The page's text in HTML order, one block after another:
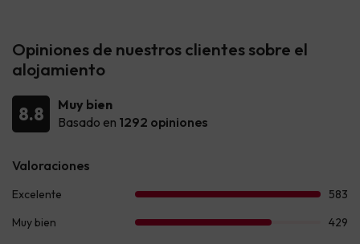
Opiniones de nuestros clientes sobre el
alojamiento
8.8
Muy bien
Basado en 1292 opiniones